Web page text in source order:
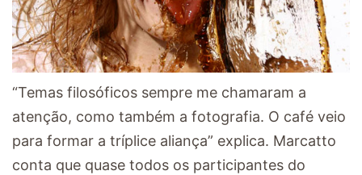
“Temas filosóficos sempre me chamaram a
atenção, como também a fotografia. O café veio
para formar a tríplice aliança” explica. Marcatto
conta que quase todos os participantes do